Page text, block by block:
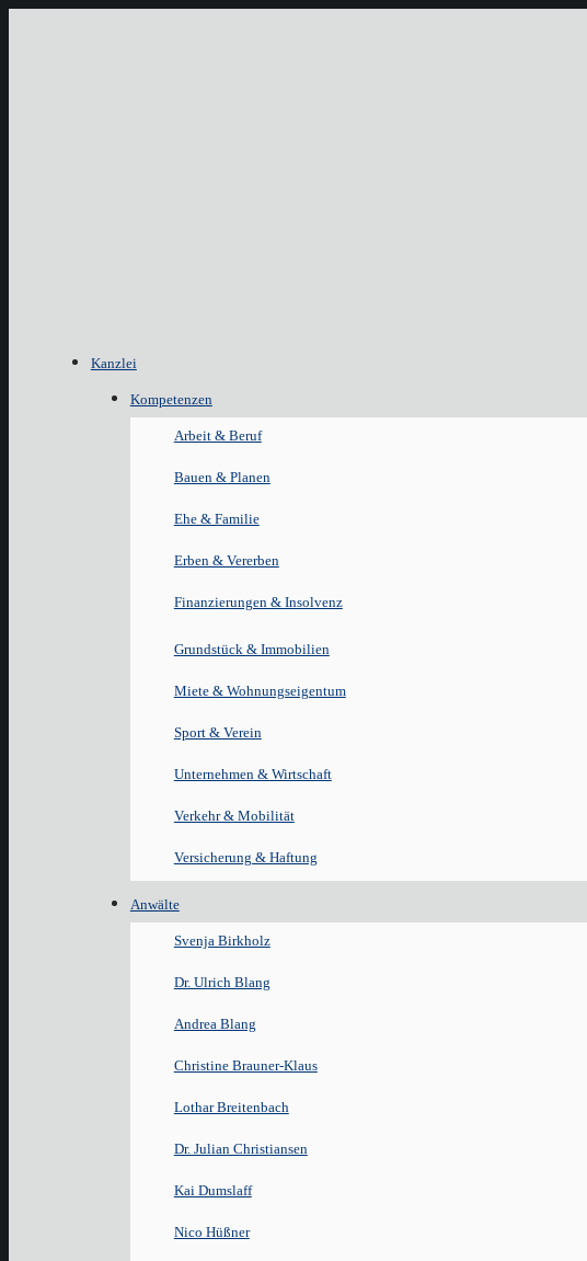
Kanzlei
Kompetenzen
Arbeit & Beruf
Bauen & Planen
Ehe & Familie
Erben & Vererben
Finanzierungen & Insolvenz
Grundstück & Immobilien
Miete & Wohnungseigentum
Sport & Verein
Unternehmen & Wirtschaft
Verkehr & Mobilität
Versicherung & Haftung
Anwälte
Svenja Birkholz
Dr. Ulrich Blang
Andrea Blang
Christine Brauner-Klaus
Lothar Breitenbach
Dr. Julian Christiansen
Kai Dumslaff
Nico Hüßner